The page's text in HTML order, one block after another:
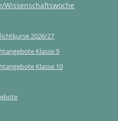
Wissenschaftswoche
2026/27
Klasse 9
Klasse 10